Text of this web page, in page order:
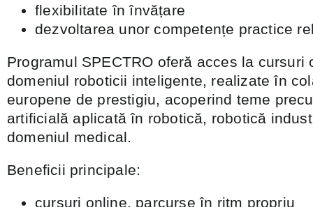
flexibilitate în învățare
dezvoltarea unor competențe practice
Programul SPECTRO oferă acces la cursuri
domeniul roboticii inteligente, realizate în
europene de prestigiu, acoperind teme
artificială aplicată în robotică, robotică
domeniul medical.
Beneficii principale:
cursuri online, parcurse în ritm propriu